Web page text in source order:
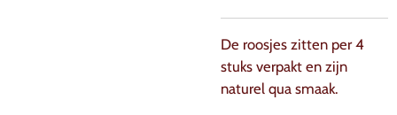
De roosjes zitten per 4
stuks verpakt en zijn
naturel qua smaak.